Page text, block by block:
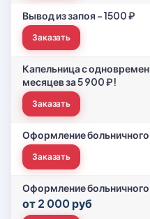
Вывод из запоя - 1500 ₽
Заказать
Капельница с
месяцев за 5 900 ₽!
Заказать
Оформление больничного
Заказать
Оформление больничного
от 2 000 руб